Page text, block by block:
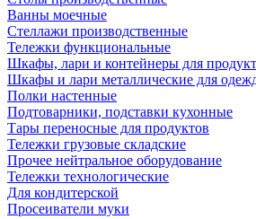
Ванны моечные
Стеллажи производственные
Тележки функциональные
Шкафы, лари и контейнеры для
Шкафы и лари металлические для
Полки настенные
Подтоварники, подставки кухонные
Тары переносные для продуктов
Тележки грузовые складские
Прочее нейтральное оборудование
Тележки технологические
Для кондитерской
Просеиватели муки